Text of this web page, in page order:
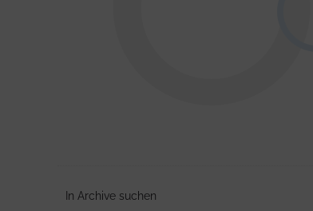
In Archive suchen